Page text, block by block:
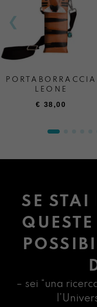
PORTABORRACCIA
LEONE
€ 38,00
SE STAI
– sei “una